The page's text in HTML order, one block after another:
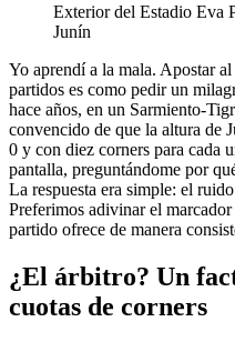
Exterior del Estadio Eva
Junín
Yo aprendí a la mala. Apostar
partidos es como pedir un
hace años, en un Sarmiento-
convencido de que la altura de
0 y con diez corners para cada
pantalla, preguntándome por
La respuesta era simple: el
Preferimos adivinar el
partido ofrece de manera
¿El árbitro? Un
cuotas de corners